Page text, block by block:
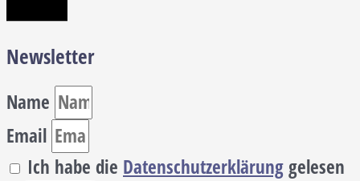
Newsletter
Name
Email
Ich habe die Datenschutzerklärunggelesen